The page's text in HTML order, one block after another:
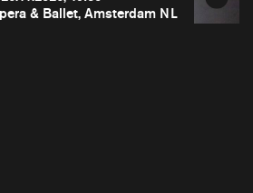
& Ballet, Amsterdam NL